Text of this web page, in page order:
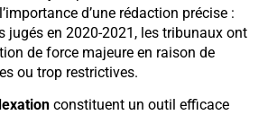
d’une rédaction précise :
jugés en 2020-2021, les tribunaux ont
de force majeure en raison de
ou trop restrictives.
constituent un outil efficace